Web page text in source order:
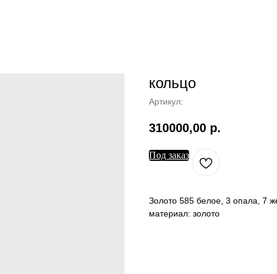
кольцо
Артикул:
310000,00 р.
Под заказ
Золото 585 белое, 3 опала, 7
материал: золото